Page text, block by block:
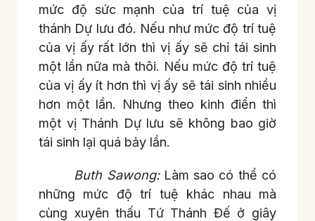
mức độ sức mạnh của trí tuệ của vị
thánh Dự lưu đó. Nếu như mức độ trí tuệ
của vị ấy rất lớn thì vị ấy sẽ chỉ tái sinh
một lần nữa mà thôi. Nếu mức độ trí tuệ
của vị ấy ít hơn thì vị ấy sẽ tái sinh nhiều
hơn một lần. Nhưng theo kinh điển thì
một vị Thánh Dự lưu sẽ không bao giờ
tái sinh lại quá bảy lần.
Buth Sawong:Làm sao có thể có
những mức độ trí tuệ khác nhau mà
cùng xuyên thấu Tứ Thánh Đế ở giây